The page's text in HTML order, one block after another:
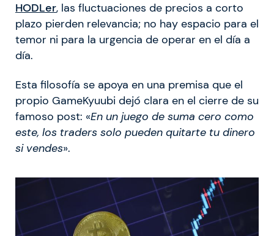
HODLer, las fluctuaciones de precios a corto
plazo pierden relevancia; no hay espacio para el
temor ni para la urgencia de operar en el día a
día.
Esta filosofía se apoya en una premisa que el
propio GameKyuubi dejó clara en el cierre de su
famoso post: «En un juego de suma cero como
este, los traders solo pueden quitarte tu dinero
si vendes».